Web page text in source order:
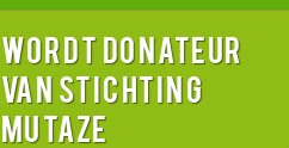
wordt donateur
van stichting
MUTAZE